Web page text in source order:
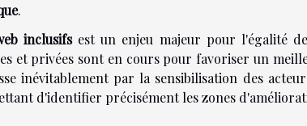
.
inclusifsest un enjeu majeur pour l'égalité
et privées sont en cours pour favoriser un
inévitablement par la sensibilisation des
d'identifier précisément les zones